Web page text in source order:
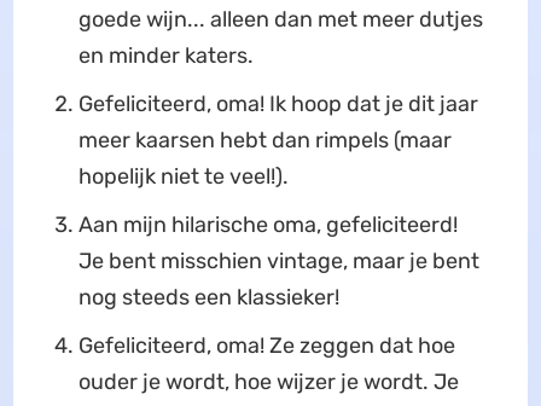
goede wijn... alleen dan met meer dutjes
en minder katers.
Gefeliciteerd, oma! Ik hoop dat je dit jaar
meer kaarsen hebt dan rimpels (maar
hopelijk niet te veel!).
Aan mijn hilarische oma, gefeliciteerd!
Je bent misschien vintage, maar je bent
nog steeds een klassieker!
Gefeliciteerd, oma! Ze zeggen dat hoe
ouder je wordt, hoe wijzer je wordt. Je